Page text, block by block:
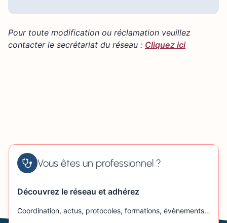
Pour toute modification ou réclamation veuillez
contacter le secrétariat du réseau : Cliquez ici
Vous êtes un professionnel ?
Découvrez le réseau et adhérez
Coordination, actus, protocoles, formations, évènements…